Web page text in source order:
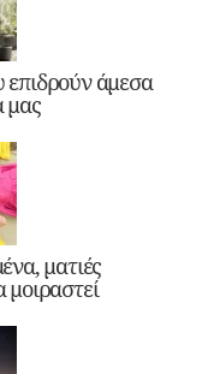
επιδρούν άμεσα
μας
ματιές